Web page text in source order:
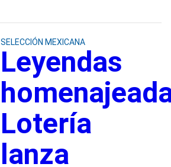
SELECCIÓN MEXICANA
Leyendas
Lotería
lanza